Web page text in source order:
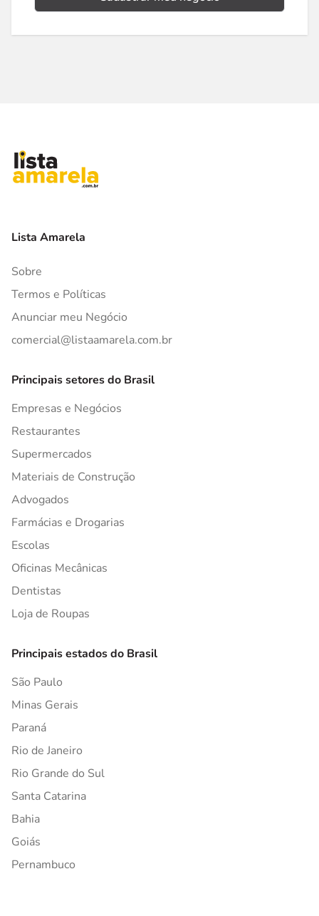
Lista Amarela
Sobre
Termos e Políticas
Anunciar meu Negócio
comercial@listaamarela.com.br
Principais setores do Brasil
Empresas e Negócios
Restaurantes
Supermercados
Materiais de Construção
Advogados
Farmácias e Drogarias
Escolas
Oficinas Mecânicas
Dentistas
Loja de Roupas
Principais estados do Brasil
São Paulo
Minas Gerais
Paraná
Rio de Janeiro
Rio Grande do Sul
Santa Catarina
Bahia
Goiás
Pernambuco